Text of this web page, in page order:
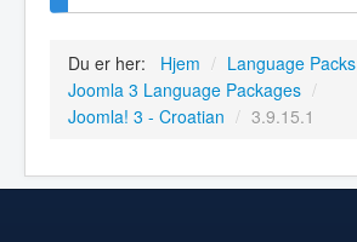
Du er her: Hjem / Language Packs
Joomla 3 Language Packages /
Joomla! 3 - Croatian / 3.9.15.1